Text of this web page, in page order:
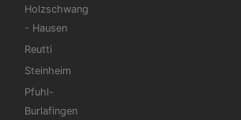
Holzschwang
- Hausen
Reutti
Steinheim
Pfuhl-
Burlafingen